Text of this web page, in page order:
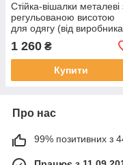
Стійка-вішалки металеві
регульованою висотою
для одягу (від
1 260 ₴
Купити
Про нас
99% позитивних з